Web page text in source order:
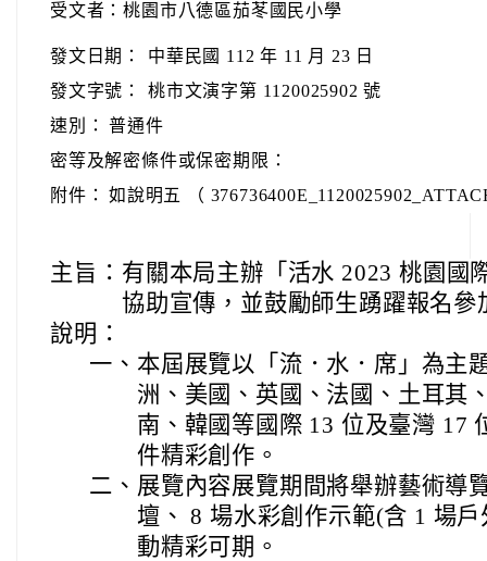
受文者：桃園市八德區茄苳國民小學
發文日期：
中華民國 112 年 11 月 23 日
發文字號：
桃市文演字第 1120025902 號
速別： 普通件
密等及解密條件或保密期限：
附件： 如說明五 （
主旨： 有關本局主辦「活水 2023 桃園國
協助宣傳，並鼓勵師生踴躍報名
說明：
一、 本屆展覽以「流．水．席」為主
洲、美國、英國、法國、土耳其
南、韓國等國際 13 位及臺灣 17
件精彩創作。
二、 展覽內容展覽期間將舉辦藝術導
壇、 8 場水彩創作示範(含 1 場
動精彩可期。